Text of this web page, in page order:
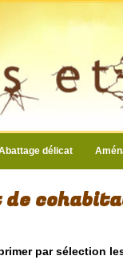
délicat
par sélection